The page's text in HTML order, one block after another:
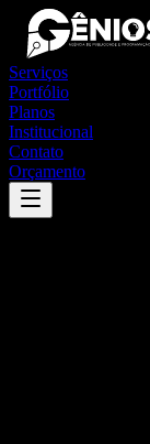
Serviços
Portfólio
Planos
Institucional
Contato
Orçamento